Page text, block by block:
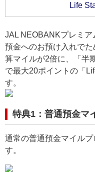
Life
JAL NEOBANKプレミ
預金へのお預け入れで
算マイルが2倍に、「半
で最大20ポイントの「
す。
特典1：普通預金マ
通常の普通預金マイル
す。